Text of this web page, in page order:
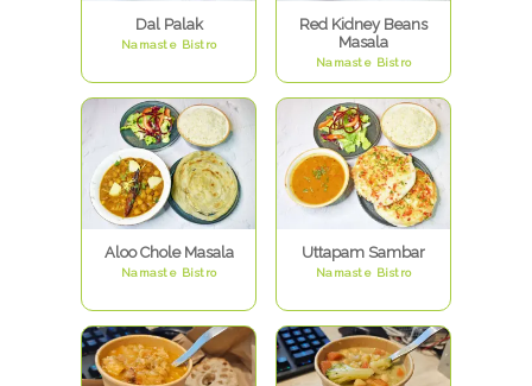
Dal Palak
Namaste Bistro
Red Kidney Beans
Masala
Namaste Bistro
Aloo Chole Masala
Namaste Bistro
Uttapam Sambar
Namaste Bistro